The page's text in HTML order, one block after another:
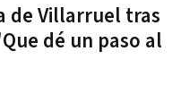
de Villarruel tras
dé un paso al